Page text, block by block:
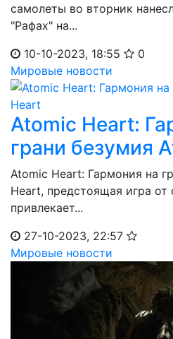
самолеты во вторник
"Рафах" на...
10-10-2023, 18:55
0
Мировые новости
Atomic Heart:
грани безумия
Atomic Heart: Гармония на
Heart, предстоящая игра от
привлекает...
27-10-2023, 22:57
Мировые новости